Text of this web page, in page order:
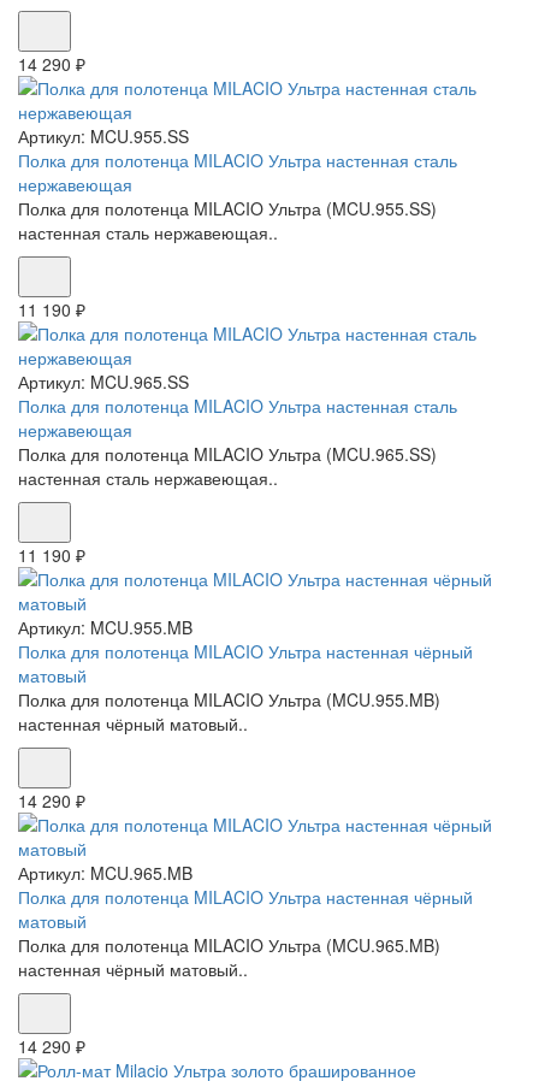
14 290 ₽
Артикул: MCU.955.SS
Полка для полотенца MILACIO Ультра настенная сталь
нержавеющая
Полка для полотенца MILACIO Ультра (MCU.955.SS)
настенная сталь нержавеющая..
11 190 ₽
Артикул: MCU.965.SS
Полка для полотенца MILACIO Ультра настенная сталь
нержавеющая
Полка для полотенца MILACIO Ультра (MCU.965.SS)
настенная сталь нержавеющая..
11 190 ₽
Артикул: MCU.955.MB
Полка для полотенца MILACIO Ультра настенная чёрный
матовый
Полка для полотенца MILACIO Ультра (MCU.955.MB)
настенная чёрный матовый..
14 290 ₽
Артикул: MCU.965.MB
Полка для полотенца MILACIO Ультра настенная чёрный
матовый
Полка для полотенца MILACIO Ультра (MCU.965.MB)
настенная чёрный матовый..
14 290 ₽